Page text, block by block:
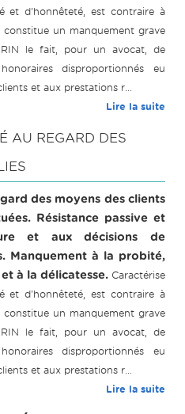
et d'honnêteté, est contraire à
un manquement grave
le fait, pour un avocat, de
disproportionnés eu
et aux prestations r...
Lire la suite
AU REGARD DES
des moyens des clients
Résistance passive et
et aux décisions de
Manquement à la probité,
à la délicatesse. Caractérise
et d'honnêteté, est contraire à
un manquement grave
le fait, pour un avocat, de
disproportionnés eu
et aux prestations r...
Lire la suite